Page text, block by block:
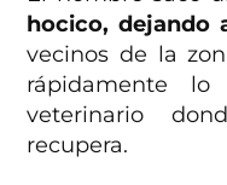
hocico, dejando
vecinos de la
rápidamente
veterinario
recupera.